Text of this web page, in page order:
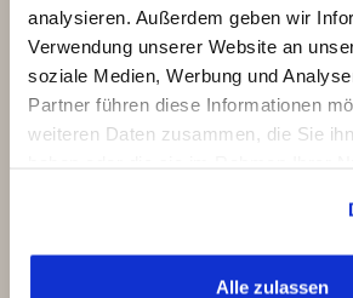
analysieren. Außerdem geben wir
Verwendung unserer Website an
soziale Medien, Werbung und
Partner führen diese Informationen
weiteren Daten zusammen, die Sie
Alle zulassen
Suchen